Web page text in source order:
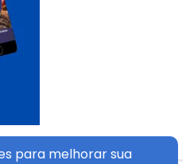
para melhorar sua